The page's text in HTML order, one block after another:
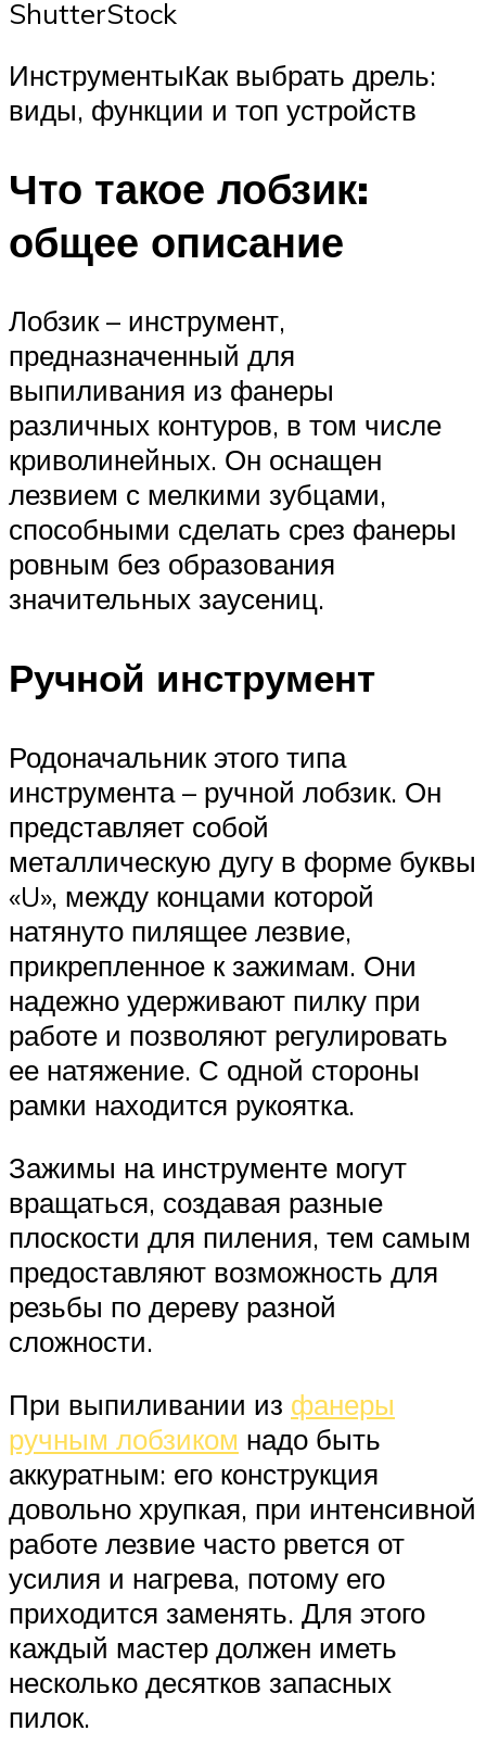
ShutterStock
ИнструментыКак выбрать дрель:
виды, функции и топ устройств
Что такое лобзик:
общее описание
Лобзик – инструмент,
предназначенный для
выпиливания из фанеры
различных контуров, в том числе
криволинейных. Он оснащен
лезвием с мелкими зубцами,
способными сделать срез фанеры
ровным без образования
значительных заусениц.
Ручной инструмент
Родоначальник этого типа
инструмента – ручной лобзик. Он
представляет собой
металлическую дугу в форме буквы
«U», между концами которой
натянуто пилящее лезвие,
прикрепленное к зажимам. Они
надежно удерживают пилку при
работе и позволяют регулировать
ее натяжение. С одной стороны
рамки находится рукоятка.
Зажимы на инструменте могут
вращаться, создавая разные
плоскости для пиления, тем самым
предоставляют возможность для
резьбы по дереву разной
сложности.
При выпиливании из фанеры
ручным лобзиком надо быть
аккуратным: его конструкция
довольно хрупкая, при интенсивной
работе лезвие часто рвется от
усилия и нагрева, потому его
приходится заменять. Для этого
каждый мастер должен иметь
несколько десятков запасных
пилок.